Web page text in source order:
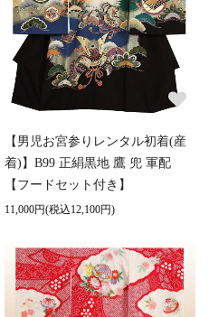
【男児お宮参りレンタル初着(産
着)】B99 正絹黒地 鷹 兜 軍配
【フードセット付き】
11,000円(税込12,100円)